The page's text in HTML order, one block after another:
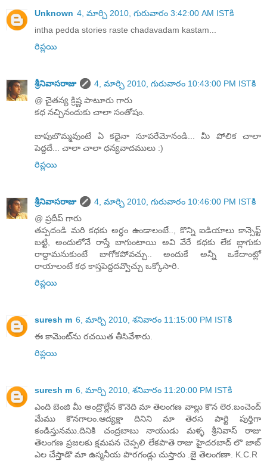
Unknown 4, మార్చి 2010, గురువారం 3:42:00 AM ISTకి
intha pedda stories raste chadavadam kastam...
రిప్లయి
శ్రీనివాసరాజు
4, మార్చి 2010, గురువారం 10:43:00 PM ISTకి
@ చైతన్య క్రిష్ణ పాటూరు గారు
కధ నచ్చినందుకు చాలా సంతోషం.
బాపుబొమ్మవుంటే ఏ కధైనా సూపరేమోనండి... మీ పోలిక చాలా
పెద్దదే... చాలా చాలా ధన్యవాదములు :)
రిప్లయి
శ్రీనివాసరాజు
4, మార్చి 2010, గురువారం 10:46:00 PM ISTకి
@ ప్రదీప్ గారు
తప్పదండి మరి కధకు అర్ధం ఉండాలంటే.., కొన్ని ఐడియాలు కాన్సెప్ట్
బట్టి, అందులోనే రాస్తే బాగుంటాయి అవి వేరే కధకు లేక బ్లాగుకు
రాద్దామనుకుంటే బాగోకపోవచ్చు.. అందుకే అన్నీ ఒకేదాంట్లో
రాయాలంటే కధ కాస్తపెద్దదవ్వొచ్చు ఒక్కోసారి.
రిప్లయి
suresh m 6, మార్చి 2010, శనివారం 11:15:00 PM ISTకి
ఈ కామెంట్‌ను రచయిత తీసివేశారు.
రిప్లయి
suresh m 6, మార్చి 2010, శనివారం 11:20:00 PM ISTకి
ఎంది బెంజి మీ అంద్రొల్లేన కొనెది మా తెలంగణ వాల్లు కొన లెర.బంచెంద్
మేము కొనగాలం.ఆద్యక్షా దినిని మా తెరస పార్టి పుర్తిగా
కండిస్తునము.దినికి చంద్రబాబు నాయుడు మళ్ళ శ్రీనివాస్ రాజు
తెలంగణ ప్రజలకు క్షమపన చెప్పలి లేకపొతె రాజు హైదరబాద్ లొ జాబ్
ఎల చేస్తాడొ మా ఉస్మనీయ పొరగండ్లు చుస్తారు .జై తెలంగణా. K.C.R